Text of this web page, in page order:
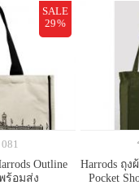
SALE
29%
Outline
ร้อมส่ง
Harrods ถุง
Pocket